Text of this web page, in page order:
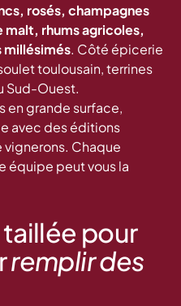
rosés, champagnes
malt, rhums agricoles,
millésimés. Côté épicerie
toulousain, terrines
Sud-Ouest.
en grande surface,
avec des éditions
Chaque
équipe peut vous la
pour
remplir des